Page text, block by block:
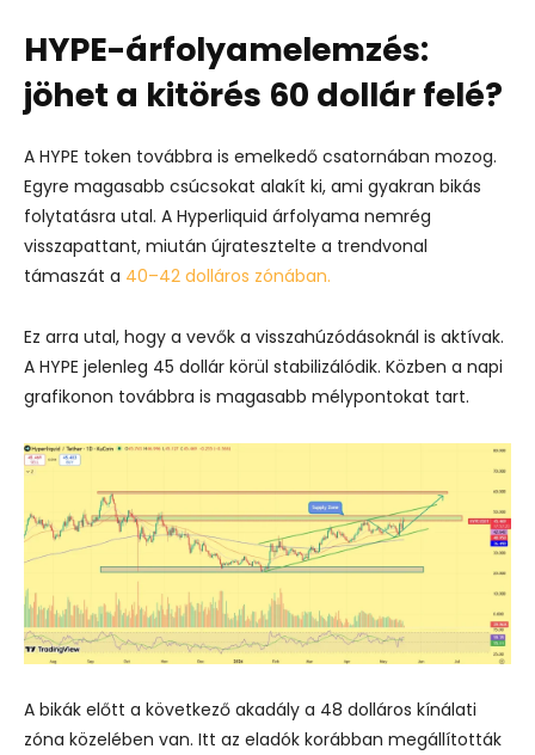
HYPE-árfolyamelemzés:
jöhet a kitörés 60 dollár felé?
A HYPE token továbbra is emelkedő csatornában mozog.
Egyre magasabb csúcsokat alakít ki, ami gyakran bikás
folytatásra utal. A Hyperliquid árfolyama nemrég
visszapattant, miután újratesztelte a trendvonal
támaszát a 40–42 dolláros zónában.
Ez arra utal, hogy a vevők a visszahúzódásoknál is aktívak.
A HYPE jelenleg 45 dollár körül stabilizálódik. Közben a napi
grafikonon továbbra is magasabb mélypontokat tart.
A bikák előtt a következő akadály a 48 dolláros kínálati
zóna közelében van. Itt az eladók korábban megállították